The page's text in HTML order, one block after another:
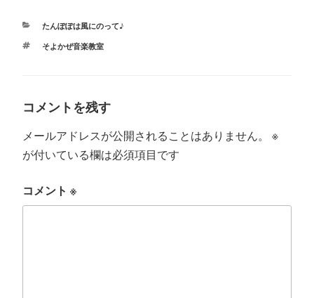
r ok
カ
ゴ
たんぽぽは風にのって♪
タ
そよかぜ音楽教室
コメントを残す
メールアドレスが公開されることはありません。
※
が付いている欄は必須項目です
コメント ※